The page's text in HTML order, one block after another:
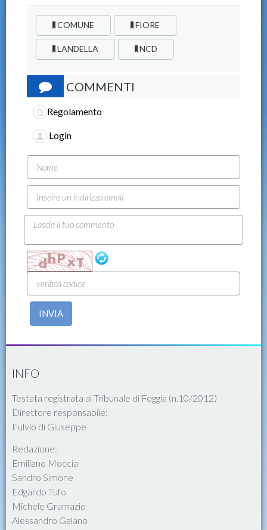
COMUNE FIORE
LANDELLA NCD
COMMENTI
Regolamento
Login
INVIA
INFO
Testata registrata al Tribunale di Foggia (n.10/2012)
Direttore responsabile:
Fulvio di Giuseppe
Redazione:
Emiliano Moccia
Sandro Simone
Edgardo Tufo
Michele Gramazio
Alessandro Galano